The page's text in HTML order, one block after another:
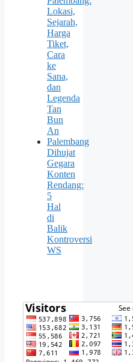
Lokasi,
Sejarah,
Harga
Tiket,
Cara
ke
Sana,
dan
Legenda
Tan
Bun
An
Palembang
Dihujat
Gegara
Konten
Rendang:
5
Hal
di
Balik
Kontroversi
WS